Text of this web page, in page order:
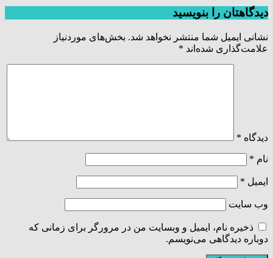
دیدگاهتان را بنویسید
نشانی ایمیل شما منتشر نخواهد شد. بخش‌های موردنیاز
علامت‌گذاری شده‌اند *
دیدگاه *
نام *
ایمیل *
وب‌ سایت
ذخیره نام، ایمیل و وبسایت من در مرورگر برای زمانی که
دوباره دیدگاهی می‌نویسم.